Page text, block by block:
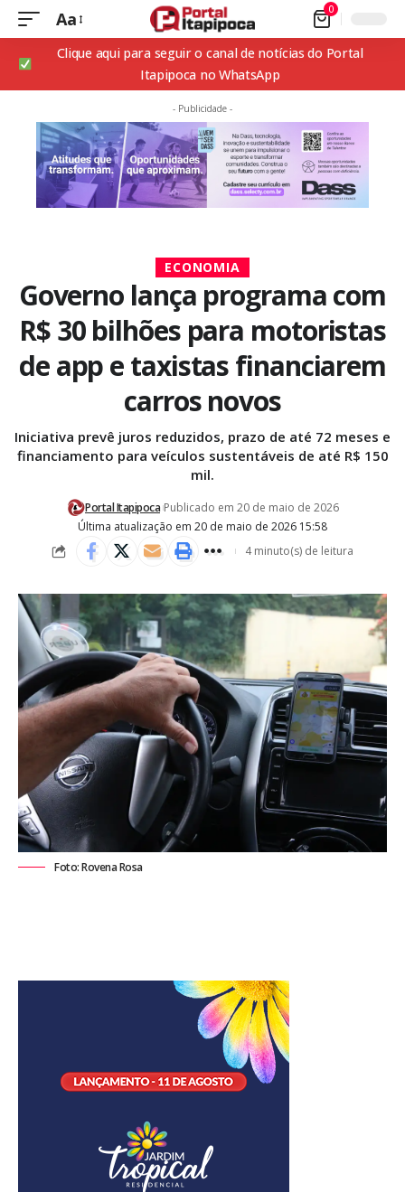
Aa 0
Clique aqui para seguir o canal de notícias do Portal
Itapipoca no WhatsApp
- Publicidade -
ECONOMIA
Governo lança programa com
R$ 30 bilhões para motoristas
de app e taxistas financiarem
carros novos
Iniciativa prevê juros reduzidos, prazo de até 72 meses e
financiamento para veículos sustentáveis de até R$ 150
mil.
Última atualização em 20 de maio de 2026 15:58
Portal Itapipoca Publicado em 20 de maio de 2026
4 minuto(s) de leitura
Foto: Rovena Rosa